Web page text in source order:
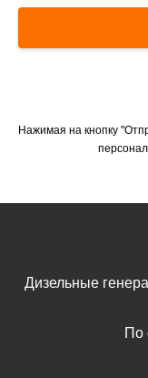
Нажимая на кнопку
Дизельные
По